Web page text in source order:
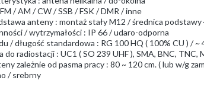
/ AM / CW / SSB / FSK / DMR / inne
anteny : montaż stały M12 / średnica podstawy
/ wytrzymałości : IP 66 / udaro-odporna
/ długość standardowa : RG 100 HQ ( 100% CU ) / ~
do radiostacji : UC1 ( SO 239 UHF ), SMA, BNC, TNC,
zależnie od pasma pracy : 80 ~ 120 cm. ( lub w/g
/ srebrny